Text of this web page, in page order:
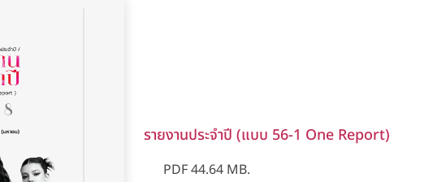
รายงานประจำปี (แบบ 56-1 One Report)
PDF 44.64 MB.